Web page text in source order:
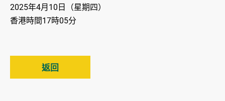
2025年4月10日（星期四）
香港時間17時05分
返回